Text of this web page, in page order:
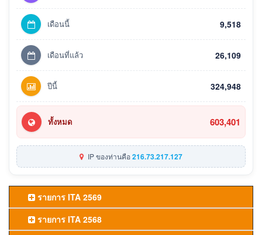
เดือนนี้ 9,518
เดือนที่แล้ว 26,109
ปีนี้ 324,948
ทั้งหมด 603,401
IP ของท่านคือ216.73.217.127
รายการ ITA 2569
รายการ ITA 2568